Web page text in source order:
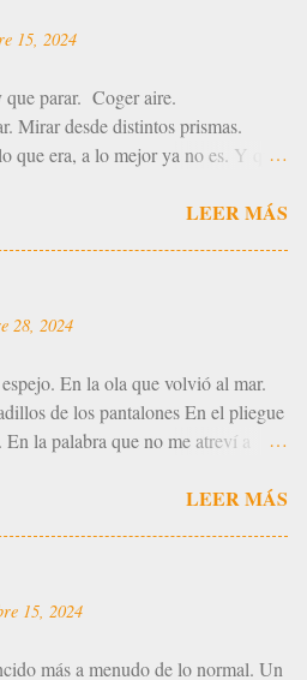
15, 2024
que parar. Coger aire.
Mirar desde distintos prismas.
que era, a lo mejor ya no es. Y que
momentos, un receso es la
llamó a la puerta. Lucio, callado.
sobre el hojaldre. Up dejó de
mucho más grande en vivo. Más
contundente. Llena. PARÉ
Porque sí... Y no llamó a la
LEER MÁS
28, 2024
En la ola que volvió al mar.
de los pantalones En el pliegue
la palabra que no me atreví a
que no atravesé. En la vida que me
LEER MÁS
15, 2024
más a menudo de lo normal. Un